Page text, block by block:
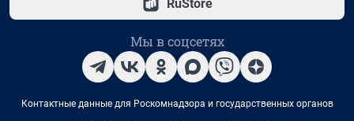
RuStore
Мы в соцсетях
Контактные данные для Роскомнадзора и государственных органов